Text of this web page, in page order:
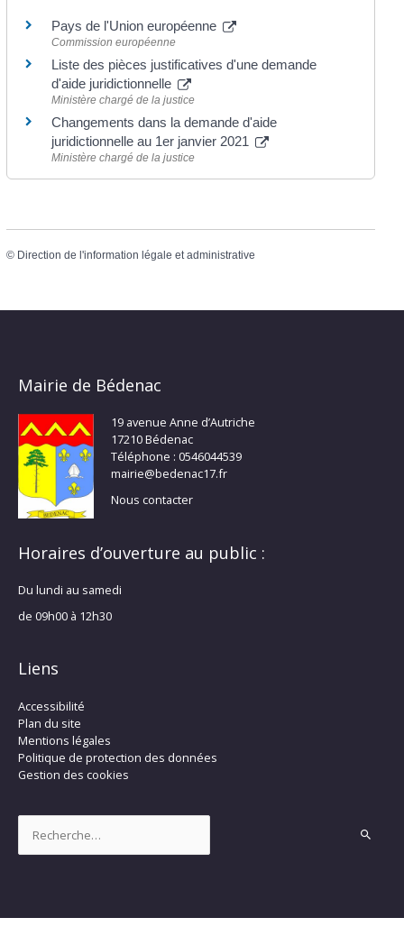
Pays de l'Union européenne
Commission européenne
Liste des pièces justificatives d'une demande
d'aide juridictionnelle
Ministère chargé de la justice
Changements dans la demande d'aide
juridictionnelle au 1er janvier 2021
Ministère chargé de la justice
© Direction de l'information légale et administrative
Mairie de Bédenac
19 avenue Anne d’Autriche
17210 Bédenac
Téléphone : 0546044539
mairie@bedenac17.fr
Nous contacter
Horaires d’ouverture au public :
Du lundi au samedi
de 09h00 à 12h30
Liens
Accessibilité
Plan du site
Mentions légales
Politique de protection des données
Gestion des cookies